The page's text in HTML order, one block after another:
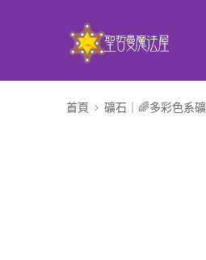
首頁 礦石｜🌈多彩色系